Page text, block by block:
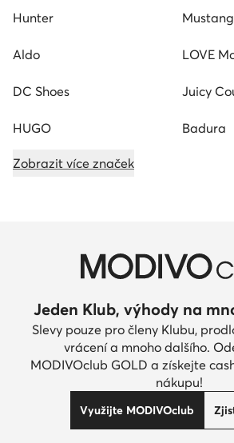
Hunter Mustang
Aldo LOVE
DC Shoes Juicy
HUGO Badura
Zobrazit více značek
Jeden Klub, výhody na
Slevy pouze pro členy Klubu,
vrácení a mnoho dalšího.
MODIVOclub GOLD a získejte
nákupu!
Využijte MODIVOclub